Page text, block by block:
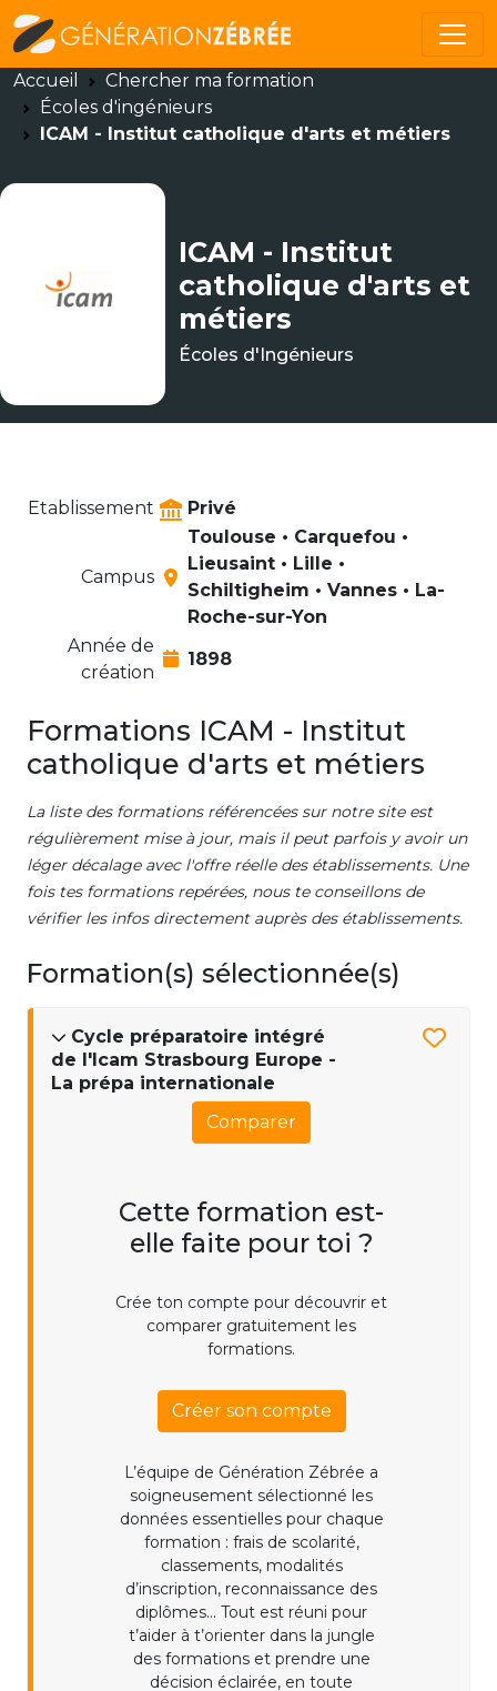
Accueil
Chercher ma formation
Écoles d'ingénieurs
ICAM - Institut catholique d'arts et métiers
ICAM - Institut
catholique d'arts et
métiers
Écoles d'Ingénieurs
Etablissement Privé
Campus
Toulouse • Carquefou •
Lieusaint • Lille •
Schiltigheim • Vannes • La-
Roche-sur-Yon
Année de
création
1898
Formations ICAM - Institut
catholique d'arts et métiers
La liste des formations référencées sur notre site est
régulièrement mise à jour, mais il peut parfois y avoir un
léger décalage avec l'offre réelle des établissements. Une
fois tes formations repérées, nous te conseillons de
vérifier les infos directement auprès des établissements.
Formation(s) sélectionnée(s)
Cycle préparatoire intégré
de l'Icam Strasbourg Europe -
La prépa internationale
Comparer
Cette formation est-
elle faite pour toi ?
Crée ton compte pour découvrir et
comparer gratuitement les
formations.
Créer son compte
L’équipe de Génération Zébrée a
soigneusement sélectionné les
données essentielles pour chaque
formation : frais de scolarité,
classements, modalités
d’inscription, reconnaissance des
diplômes... Tout est réuni pour
t’aider à t’orienter dans la jungle
des formations et prendre une
décision éclairée, en toute